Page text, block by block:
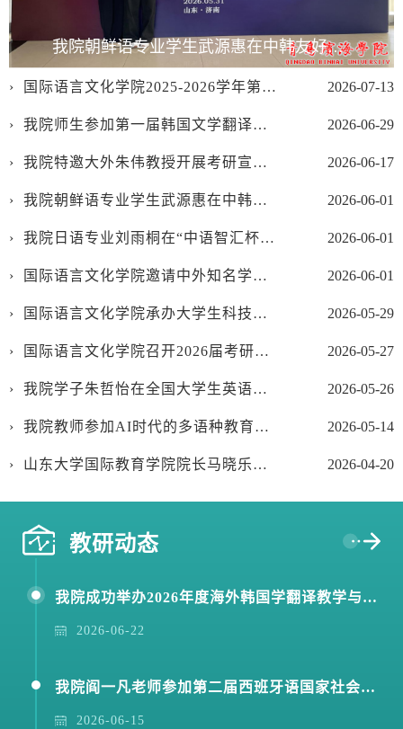
我院朝鲜语专业学生武源惠在中韩友好全国大学生韩语演讲比赛中荣获三等奖
国际语言文化学院2025-2026学年第二学期科研诚信建设工作报告 2026-07-13
我院师生参加第一届韩国文学翻译研修班 2026-06-29
我院特邀大外朱伟教授开展考研宣讲会 2026-06-17
我院朝鲜语专业学生武源惠在中韩友好全国大学生韩语演讲比赛中荣获三等奖 2026-06-01
我院日语专业刘雨桐在“中语智汇杯”大学生科技外语演讲大赛中获得三等奖 2026-06-01
国际语言文化学院邀请中外知名学者来访交流 2026-06-01
国际语言文化学院承办大学生科技文化艺术节“声韵中华，传承经典”语言类节目大赛 2026-05-29
国际语言文化学院召开2026届考研总结表彰暨动员大会 2026-05-27
我院学子朱哲怡在全国大学生英语竞赛省级决赛中荣获一等奖 2026-05-26
我院教师参加AI时代的多语种教育与区域国别研究研讨会暨2026全国高校多语种人才培养与教师发展论坛 2026-05-14
山东大学国际教育学院院长马晓乐应邀指导国际中文教育学科建设工作 2026-04-20
教研动态
我院成功举办2026年度海外韩国学翻译教学与研究项目推介之“与作家面对面”活动
2026-06-22
我院阎一凡老师参加第二届西班牙语国家社会与文化研究论坛
2026-06-15